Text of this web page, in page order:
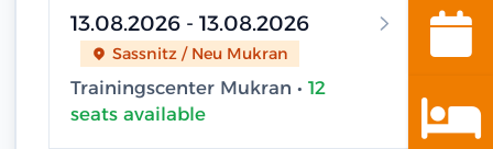
13.08.2026 - 13.08.2026
Sassnitz / Neu Mukran
Trainingscenter Mukran • 12
seats available